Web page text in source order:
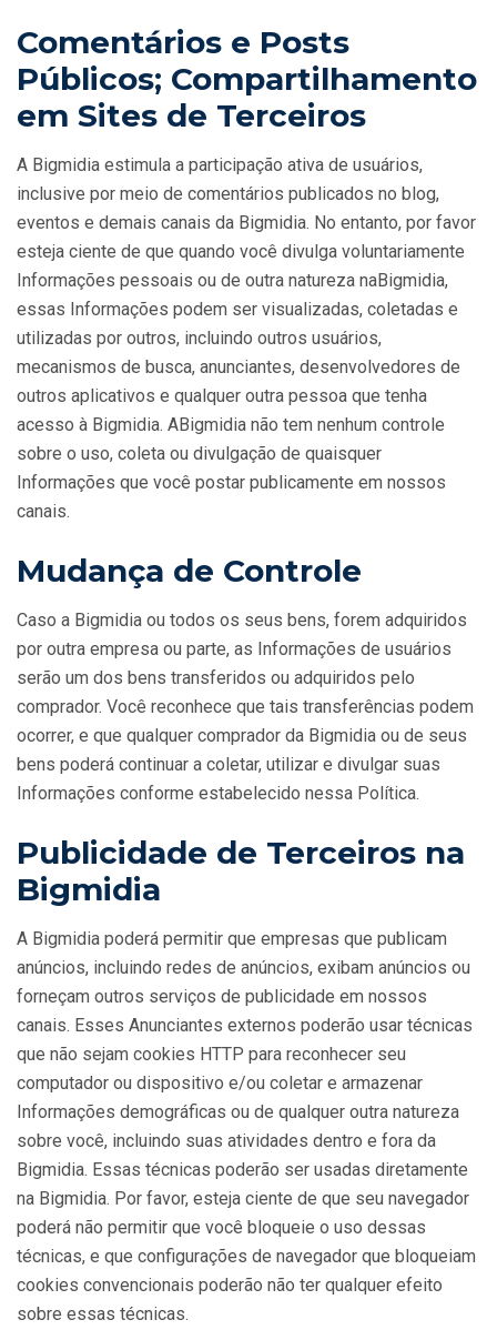
Comentários e Posts
Públicos; Compartilhamento
em Sites de Terceiros
A Bigmidia estimula a participação ativa de usuários,
inclusive por meio de comentários publicados no blog,
eventos e demais canais da Bigmidia. No entanto, por favor
esteja ciente de que quando você divulga voluntariamente
Informações pessoais ou de outra natureza naBigmidia,
essas Informações podem ser visualizadas, coletadas e
utilizadas por outros, incluindo outros usuários,
mecanismos de busca, anunciantes, desenvolvedores de
outros aplicativos e qualquer outra pessoa que tenha
acesso à Bigmidia. ABigmidia não tem nenhum controle
sobre o uso, coleta ou divulgação de quaisquer
Informações que você postar publicamente em nossos
canais.
Mudança de Controle
Caso a Bigmidia ou todos os seus bens, forem adquiridos
por outra empresa ou parte, as Informações de usuários
serão um dos bens transferidos ou adquiridos pelo
comprador. Você reconhece que tais transferências podem
ocorrer, e que qualquer comprador da Bigmidia ou de seus
bens poderá continuar a coletar, utilizar e divulgar suas
Informações conforme estabelecido nessa Política.
Publicidade de Terceiros na
Bigmidia
A Bigmidia poderá permitir que empresas que publicam
anúncios, incluindo redes de anúncios, exibam anúncios ou
forneçam outros serviços de publicidade em nossos
canais. Esses Anunciantes externos poderão usar técnicas
que não sejam cookies HTTP para reconhecer seu
computador ou dispositivo e/ou coletar e armazenar
Informações demográficas ou de qualquer outra natureza
sobre você, incluindo suas atividades dentro e fora da
Bigmidia. Essas técnicas poderão ser usadas diretamente
na Bigmidia. Por favor, esteja ciente de que seu navegador
poderá não permitir que você bloqueie o uso dessas
técnicas, e que configurações de navegador que bloqueiam
cookies convencionais poderão não ter qualquer efeito
sobre essas técnicas.